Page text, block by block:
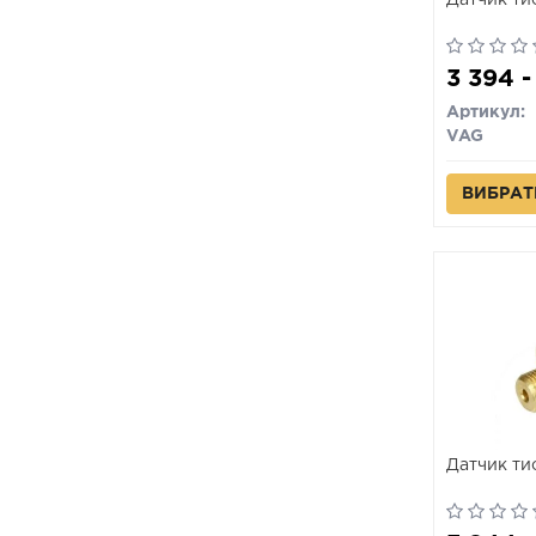
3 394 -
Артикул:
VAG
Датчик